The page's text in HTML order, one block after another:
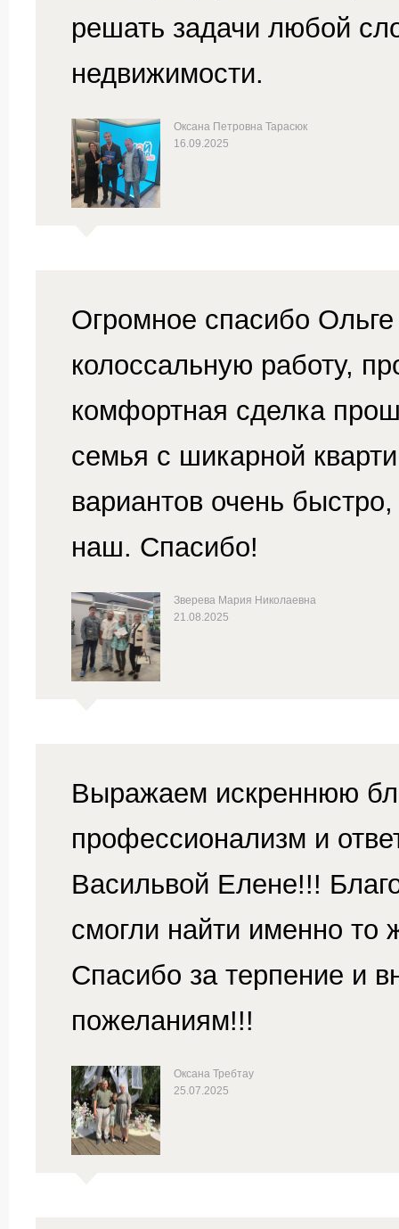
решать задачи любой
недвижимости.
Оксана Петровна Тарасюк
16.09.2025
Огромное спасибо
колоссальную работу,
комфортная сделка
семья с шикарной
вариантов очень
наш. Спасибо!
Зверева Мария Николаевна
21.08.2025
Выражаем искреннюю
профессионализм и
Васильвой Елене!!!
смогли найти именно то
Спасибо за терпение и
пожеланиям!!!
Оксана Требтау
25.07.2025